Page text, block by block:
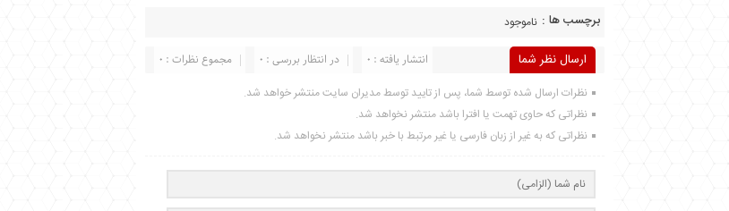
برچسب ها : ناموجود
ارسال نظر شما مجموع نظرات : 0 در انتظار بررسی : 0 انتشار یافته : 0
نظرات ارسال شده توسط شما، پس از تایید توسط مدیران سایت منتشر خواهد شد.
نظراتی که حاوی تهمت یا افترا باشد منتشر نخواهد شد.
نظراتی که به غیر از زبان فارسی یا غیر مرتبط با خبر باشد منتشر نخواهد شد.